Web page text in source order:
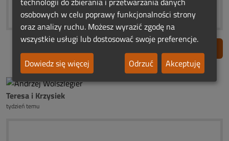
((¸.•´ ((¸.•✿`✿
Teresa i Krzysiek
tydzień temu
osobowych w celu poprawy funkcjonalności strony
oraz analizy ruchu. Możesz wyrazić zgodę na
wszystkie usługi lub dostosować swoje preferencje.
Dowiedz się więcej
Odrzuć Akceptuję